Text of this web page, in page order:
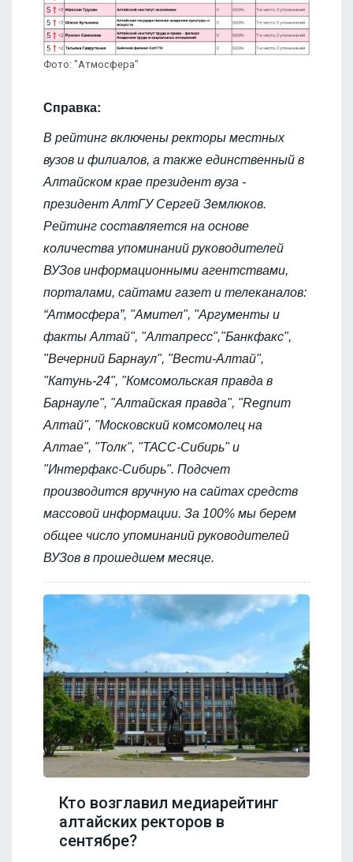
Фото: "Атмосфера"
Справка:
В рейтинг включены ректоры местных
вузов и филиалов, а также единственный в
Алтайском крае президент вуза -
президент АлтГУ Сергей Землюков.
Рейтинг составляется на основе
количества упоминаний руководителей
ВУЗов информационными агентствами,
порталами, сайтами газет и телеканалов:
“Атмосфера”, "Амител", "Аргументы и
факты Алтай", "Алтапресс","Банкфакс",
"Вечерний Барнаул", "Вести-Алтай",
"Катунь-24", "Комсомольская правда в
Барнауле", "Алтайская правда", "Regnum
Алтай", "Московский комсомолец на
Алтае", "Толк", "ТАСС-Сибирь" и
"Интерфакс-Сибирь". Подсчет
производится вручную на сайтах средств
массовой информации. За 100% мы берем
общее число упоминаний руководителей
ВУЗов в прошедшем месяце.
Кто возглавил медиарейтинг
алтайских ректоров в
сентябре?